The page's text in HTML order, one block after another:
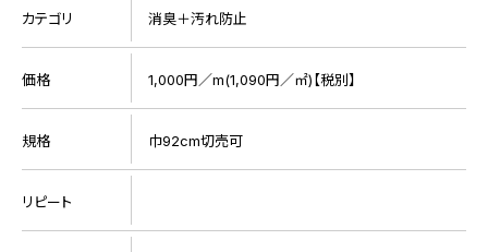
カテゴリ 消臭＋汚れ防止
価格 1,000円／m(1,090円／㎡)【税別】
規格 巾92cm切売可
リピート